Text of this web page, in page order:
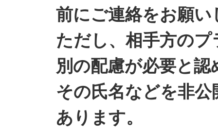
前にご連絡をお願い
ただし、相手方の
別の配慮が必要と
その氏名などを非
あります。